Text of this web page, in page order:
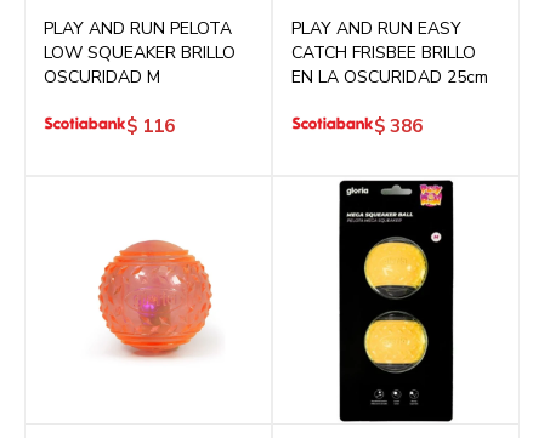
PLAY AND RUN PELOTA
LOW SQUEAKER BRILLO
OSCURIDAD M
$ 116
PLAY AND RUN EASY
CATCH FRISBEE BRILLO
EN LA OSCURIDAD 25cm
$ 386